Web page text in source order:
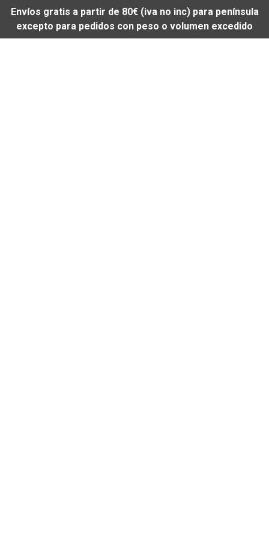
Envíos gratis a partir de 80€ (iva no inc) para península
excepto para pedidos con peso o volumen excedido